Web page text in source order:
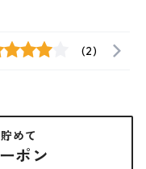
(2)
めて
ポン